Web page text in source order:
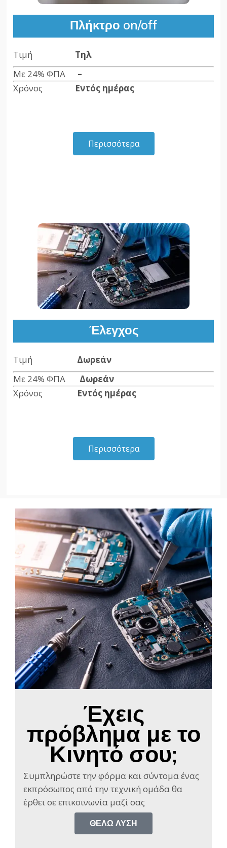
Πλήκτρο on/off
Τιμή Τηλ
Με 24% ΦΠΑ –
Χρόνος Εντός ημέρας
Περισσότερα
Έλεγχος
Τιμή Δωρεάν
Με 24% ΦΠΑ Δωρεάν
Χρόνος Εντός ημέρας
Περισσότερα
Έχεις
πρόβλημα με το
Κινητό σου;
Συμπληρώστε την φόρμα και σύντομα ένας
εκπρόσωπος από την τεχνική ομάδα θα
έρθει σε επικοινωνία μαζί σας​
ΘΈΛΩ ΛΎΣΗ